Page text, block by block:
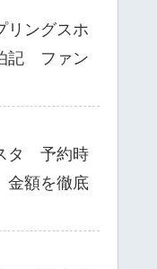
リングスホ
記 ファン
タ 予約時
金額を徹底